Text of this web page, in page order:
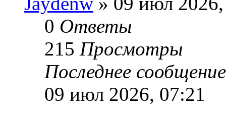
0 Ответы
215 Просмотры
Последнее
09 июл 2026, 07:21